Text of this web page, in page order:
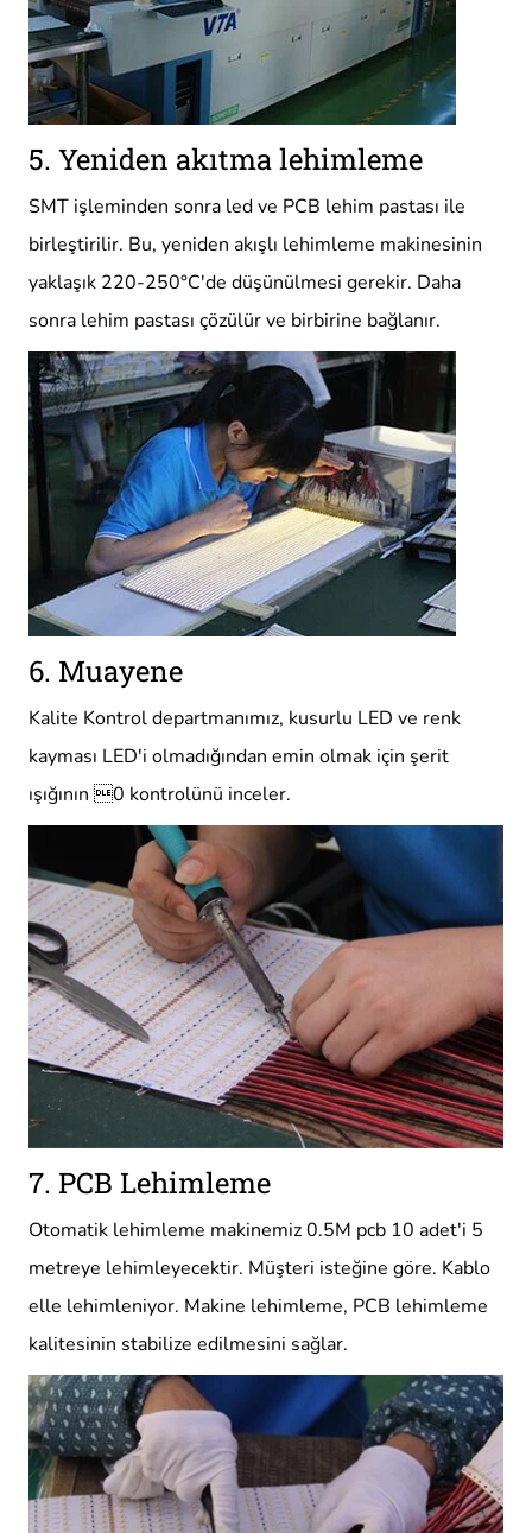
5. Yeniden akıtma lehimleme
SMT işleminden sonra led ve PCB lehim pastası ile
birleştirilir. Bu, yeniden akışlı lehimleme makinesinin
yaklaşık 220-250°C'de düşünülmesi gerekir. Daha
sonra lehim pastası çözülür ve birbirine bağlanır.
6. Muayene
Kalite Kontrol departmanımız, kusurlu LED ve renk
kayması LED'i olmadığından emin olmak için şerit
ışığının 0 kontrolünü inceler.
7. PCB Lehimleme
Otomatik lehimleme makinemiz 0.5M pcb 10 adet'i 5
metreye lehimleyecektir. Müşteri isteğine göre. Kablo
elle lehimleniyor. Makine lehimleme, PCB lehimleme
kalitesinin stabilize edilmesini sağlar.